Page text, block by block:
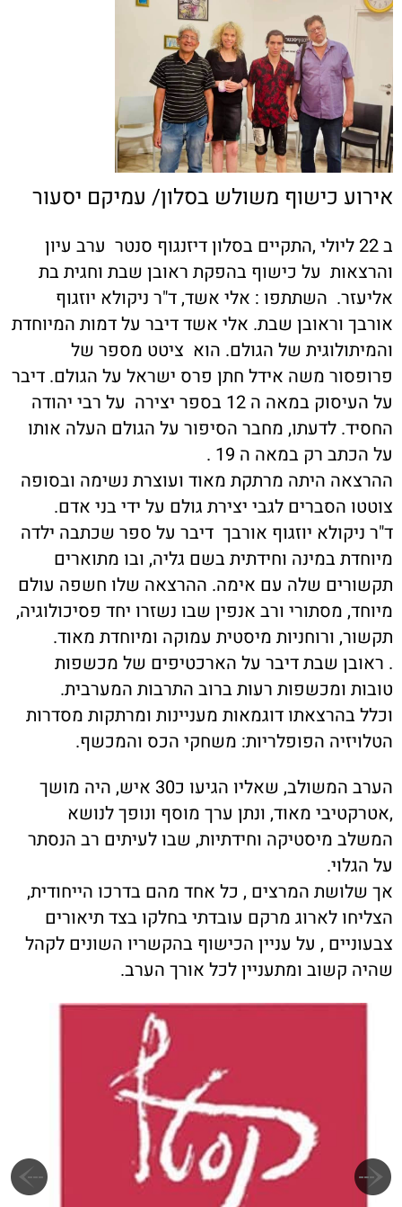
אירוע כישוף משולש בסלון/ עמיקם יסעור
ב 22 ליולי ,התקיים בסלון דיזנגוף סנטר ערב עיון
והרצאות על כישוף בהפקת ראובן שבת וחגית בת
אליעזר. השתתפו : אלי אשד, ד"ר ניקולא יוזגוף
אורבך וראובן שבת. אלי אשד דיבר על דמות המיוחדת
והמיתולוגית של הגולם. הוא ציטט מספר של
פרופסור משה אידל חתן פרס ישראל על הגולם. דיבר
על העיסוק במאה ה 12 בספר יצירה על רבי יהודה
החסיד. לדעתו, מחבר הסיפור על הגולם העלה אותו
על הכתב רק במאה ה 19 .
ההרצאה היתה מרתקת מאוד ועוצרת נשימה ובסופה
צוטטו הסברים לגבי יצירת גולם על ידי בני אדם.
ד"ר ניקולא יוזגוף אורבך דיבר על ספר שכתבה ילדה
מיוחדת במינה וחידתית בשם גליה, ובו מתוארים
תקשורים שלה עם אימה. ההרצאה שלו חשפה עולם
מיוחד, מסתורי ורב אנפין שבו נשזרו יחד פסיכולוגיה,
תקשור, ורוחניות מיסטית עמוקה ומיוחדת מאוד.
. ראובן שבת דיבר על הארכטיפים של מכשפות
טובות ומכשפות רעות ברוב התרבות המערבית.
וכלל בהרצאתו דוגמאות מעניינות ומרתקות מסדרות
הטלויזיה הפופלריות: משחקי הכס והמכשף.
הערב המשולב, שאליו הגיעו כ30 איש, היה מושך
,אטרקטיבי מאוד, ונתן ערך מוסף ונופך לנושא
המשלב מיסטיקה וחידתיות, שבו לעיתים רב הנסתר
על הגלוי.
אך שלושת המרצים , כל אחד מהם בדרכו הייחודית,
הצליחו לארוג מרקם עובדתי בחלקו בצד תיאורים
צבעוניים , על עניין הכישוף בהקשריו השונים לקהל
שהיה קשוב ומתעניין לכל אורך הערב.